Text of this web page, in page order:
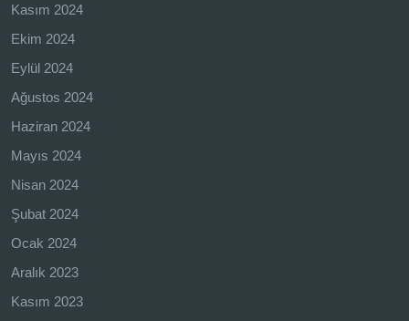
Kasım 2024
Ekim 2024
Eylül 2024
Ağustos 2024
Haziran 2024
Mayıs 2024
Nisan 2024
Şubat 2024
Ocak 2024
Aralık 2023
Kasım 2023